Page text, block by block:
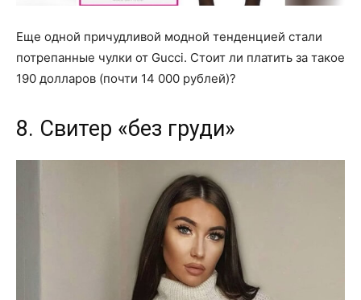
Еще одной причудливой модной тенденцией стали
потрепанные чулки от Gucci. Стоит ли платить за такое
190 долларов (почти 14 000 рублей)?
8. Свитер «без груди»